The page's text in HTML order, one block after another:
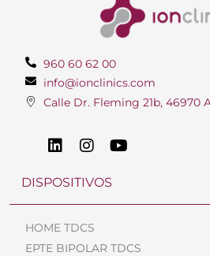
960 60 62 00
info@ionclinics.com
Calle Dr. Fleming 21b, 46970
DISPOSITIVOS
HOME TDCS
EPTE BIPOLAR TDCS